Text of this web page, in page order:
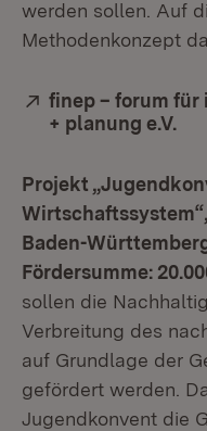
werden sollen. Auf
Methodenkonzept
Extern:
finep – forum
+ planung e.V.
Projekt
Baden-
Fördersumme:
sollen die
Verbreitung des
auf Grundlage der
gefördert werden.
Jugendkonvent die